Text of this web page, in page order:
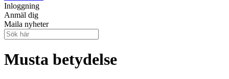
Inloggning
Anmäl dig
Maila nyheter
Musta betydelse